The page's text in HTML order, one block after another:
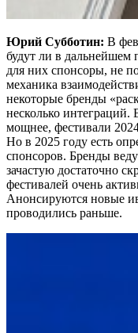
Юрий Субботин: В
будут ли в дальнейшем
для них спонсоры, не
механика
некоторые бренды
несколько интеграций.
мощнее, фестивали
Но в 2025 году есть
спонсоров. Бренды
зачастую достаточно
фестивалей очень
Анонсируются новые
проводились раньше.